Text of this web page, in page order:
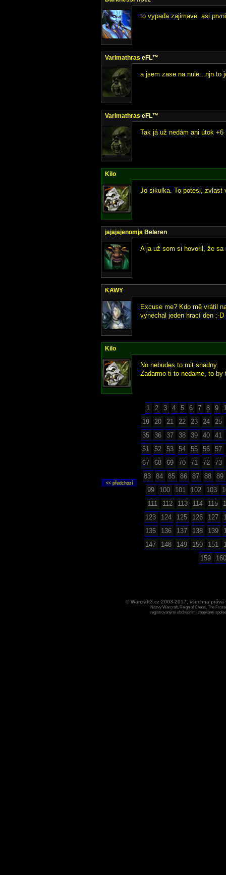
to vypada zajimave. asi
Varimathras eFL™
a jsem zase na nule...njn to
Varimathras eFL™
Tak já už nedám ani útok +6
Kilo
Jo sikulka. To potesi, zvlast
jajajajenomja Beleren
A ja už som si hovoril, že
KAWY
Excuse me? Kdo mě vrátil
vynechal jeden hrací den :-D
Kilo
No nebudes to mit snadny.
Zadarmo ti to nedame, to
1 2 3 4 5 6 7 8 9
19
20 21 22 23 24
25
35
36 37 38 39 40
41
51
52 53 54 55 56
57
67
68 69 70 71 72
73
83
84 85 86 87 88
89
99
100 101 102 103
111
112 113 114 115
123
124 125 126 127
135
136 137 138 139
147
148 149 150 151
159
160
© Warcraft3.cz 2003-2017, všechna
Názvy Warcraft, Reign of Chaos, The
registrovanými obchodními znaekami